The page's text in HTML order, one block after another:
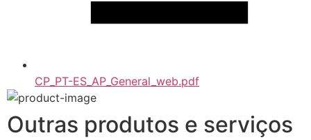
CP_PT-ES_AP_General_web.pdf
Outras produtos e serviços